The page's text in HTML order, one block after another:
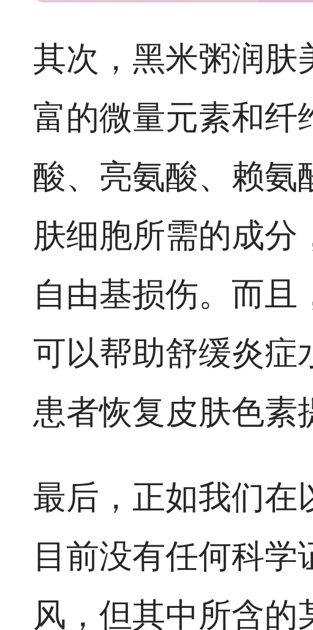
其次，黑米粥润肤
富的微量元素和纤
酸、亮氨酸、赖氨
肤细胞所需的成分
自由基损伤。而且
可以帮助舒缓炎症
患者恢复皮肤色素
最后，正如我们在
目前没有任何科
风，但其中所含